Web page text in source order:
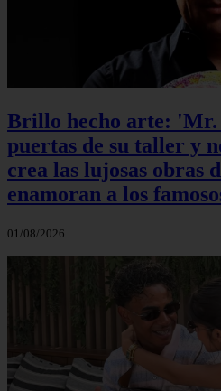
Brillo hecho arte: 'Mr.
puertas de su taller y
crea las lujosas obras
enamoran a los
01/08/2026